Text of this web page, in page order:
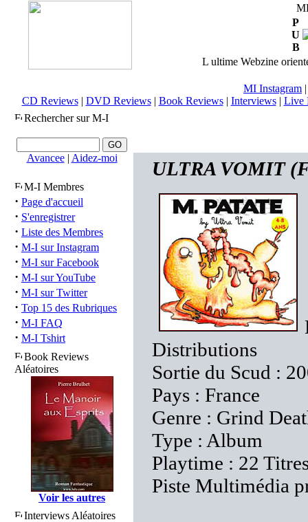
P
U
B
L ultime Webzine
MI Instagram
CD Reviews| DVD Reviews| Book Reviews| Interviews| Live
Rechercher sur M-I
Avancee| Aidez-moi
M-I Membres
· Page d'accueil
· S'enregistrer
· Liste des Membres
· M-I sur Instagram
· M-I sur Facebook
· M-I sur YouTube
· M-I sur Twitter
· Top 15 des Rubriques
· M-I FAQ
· M-I Tshirt
Book Reviews
Aléatoires
Voir les autres
Interviews Aléatoires
ULTRA VOMIT
Distributions
Sortie du Scud :
Pays : France
Genre : Grind
Type : Album
Playtime : 22
Piste Multimédia